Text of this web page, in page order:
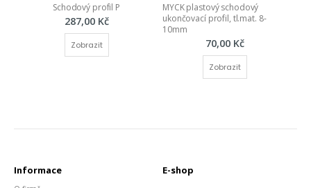
Schodový profil P
287,00 Kč
Zobrazit
MYCK plastový schodový
ukončovací profil, tl.mat. 8-
10mm
70,00 Kč
Zobrazit
Informace E-shop